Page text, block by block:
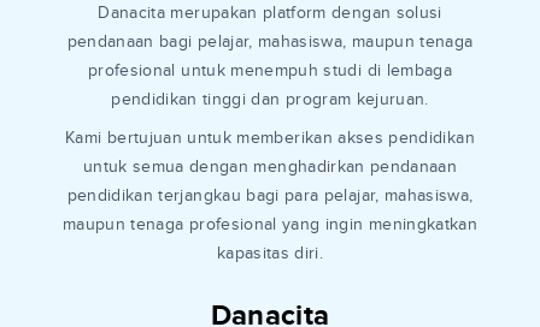
Danacita
Danacita merupakan platform dengan solusi
pendanaan bagi pelajar, mahasiswa, maupun tenaga
profesional untuk menempuh studi di lembaga
pendidikan tinggi dan program kejuruan.
Kami bertujuan untuk memberikan akses pendidikan
untuk semua dengan menghadirkan pendanaan
pendidikan terjangkau bagi para pelajar, mahasiswa,
maupun tenaga profesional yang ingin meningkatkan
kapasitas diri.